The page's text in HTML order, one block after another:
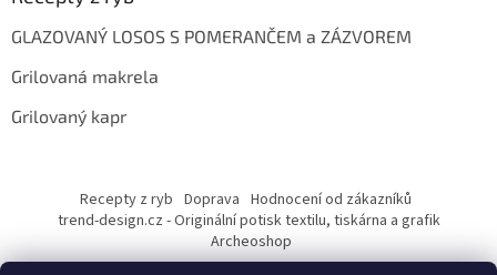
GLAZOVANÝ LOSOS S POMERANČEM a ZÁZVOREM
Grilovaná makrela
Grilovaný kapr
Recepty z ryb Doprava Hodnocení od zákazníků
trend-design.cz - Originální potisk textilu, tiskárna a grafik
Archeoshop